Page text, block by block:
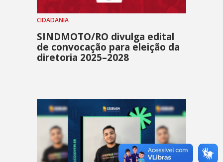
CIDADANIA
SINDMOTO/RO divulga edital
de convocação para eleição da
diretoria 2025–2028